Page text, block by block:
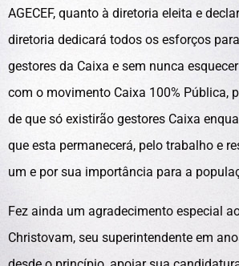
AGECEF, quanto à diretoria eleita e
diretoria dedicará todos os esforços
gestores da Caixa e sem nunca
com o movimento Caixa 100% Pública,
de que só existirão gestores Caixa
que esta permanecerá, pelo trabalho e
um e por sua importância para a
Fez ainda um agradecimento especial
Christovam, seu superintendente em